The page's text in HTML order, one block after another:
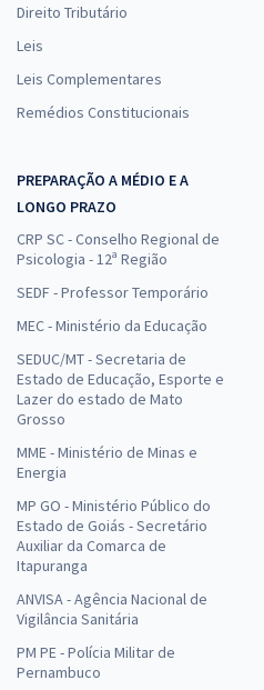
Direito Tributário
Leis
Leis Complementares
Remédios Constitucionais
PREPARAÇÃO A MÉDIO E A
LONGO PRAZO
CRP SC - Conselho Regional de
Psicologia - 12ª Região
SEDF - Professor Temporário
MEC - Ministério da Educação
SEDUC/MT - Secretaria de
Estado de Educação, Esporte e
Lazer do estado de Mato
Grosso
MME - Ministério de Minas e
Energia
MP GO - Ministério Público do
Estado de Goiás - Secretário
Auxiliar da Comarca de
Itapuranga
ANVISA - Agência Nacional de
Vigilância Sanitária
PM PE - Polícia Militar de
Pernambuco